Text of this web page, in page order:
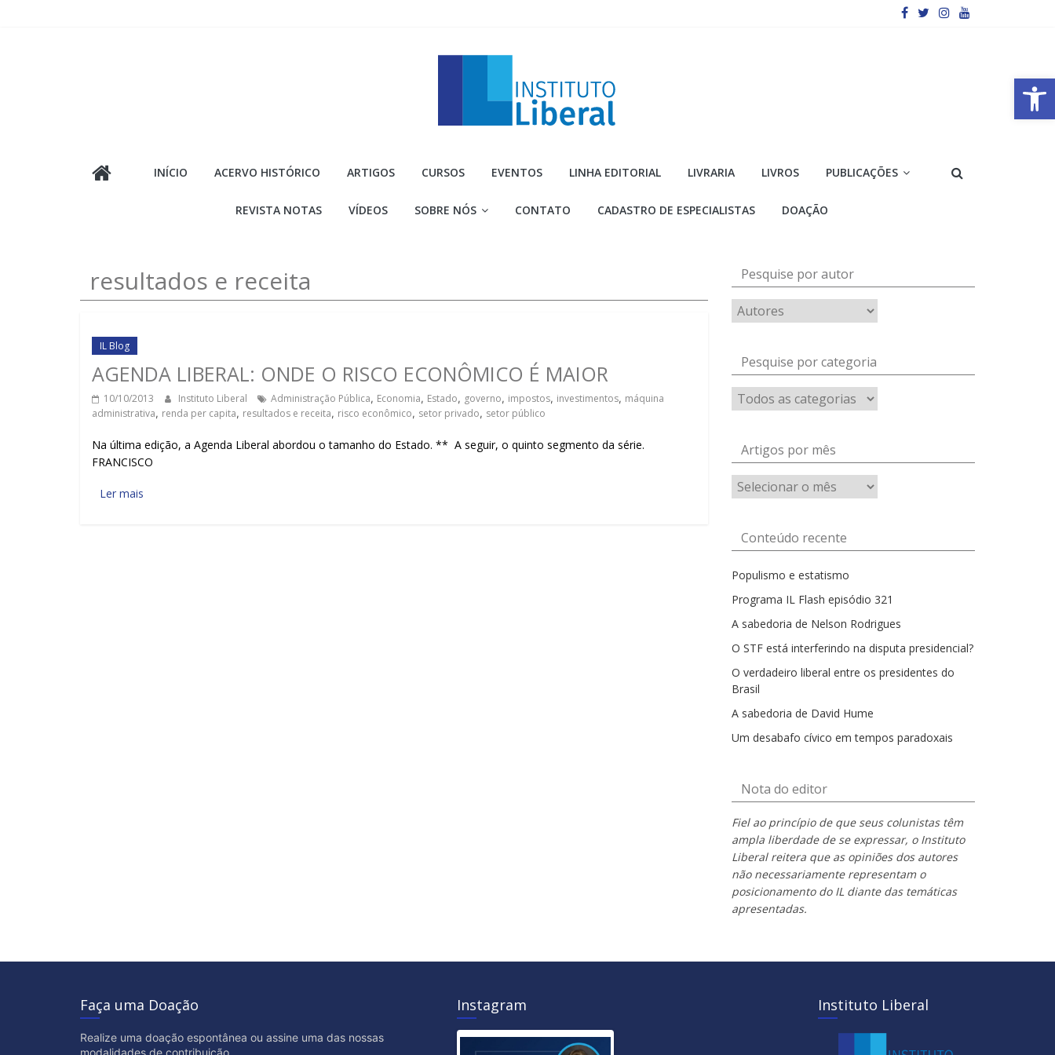
Barra de Ferramentas Aberta
Liberal
mais
sociedade.
INÍCIO ACERVO HISTÓRICO ARTIGOS CURSOS EVENTOS LINHA EDITORIAL LIVRARIA LIVROS PUBLICAÇÕES
REVISTA NOTAS VÍDEOS SOBRE NÓS CONTATO CADASTRO DE ESPECIALISTAS DOAÇÃO
resultados e receita
IL Blog
AGENDA LIBERAL: ONDE O RISCO ECONÔMICO É MAIOR
10/10/2013 Instituto Liberal Administração Pública, Economia, Estado, governo, impostos, investimentos, máquina
administrativa, renda per capita, resultados e receita, risco econômico, setor privado, setor público
Na última edição, a Agenda Liberal abordou o tamanho do Estado. ** A seguir, o quinto segmento da série.
FRANCISCO
Ler mais
Pesquise por autor
Pesquise por categoria
Artigos por mês
Artigos
por
Conteúdo recente
Populismo e estatismo
Programa IL Flash episódio 321
A sabedoria de Nelson Rodrigues
O STF está interferindo na disputa presidencial?
O verdadeiro liberal entre os presidentes do
Brasil
A sabedoria de David Hume
Um desabafo cívico em tempos paradoxais
Nota do editor
Fiel ao princípio de que seus colunistas têm
ampla liberdade de se expressar, o Instituto
Liberal reitera que as opiniões dos autores
não necessariamente representam o
posicionamento do IL diante das temáticas
apresentadas.
Faça uma Doação
Realize uma doação espontânea ou assine uma das nossas
modalidades de contribuição.
Instagram Instituto Liberal